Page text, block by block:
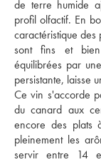
de terre humide
profil olfactif. En
caractéristique des
sont fins et bien
équilibrées par
persistante, laisse
Ce vin s'accorde
du canard aux
encore des plats
pleinement les
servir entre 14